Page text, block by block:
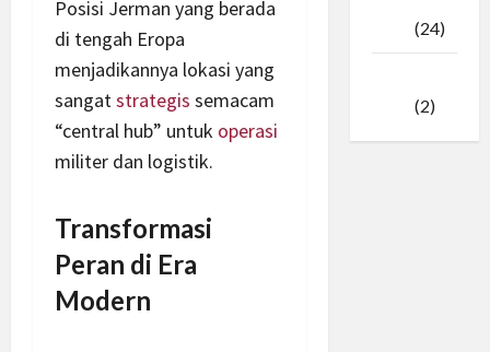
Posisi Jerman yang berada
di tengah Eropa
menjadikannya lokasi yang
sangatstrategis semacam
“central hub” untuk operasi
militer dan logistik.
Transformasi
Peran di Era
Modern
(24)
(2)